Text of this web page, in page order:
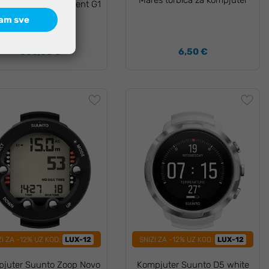
Garmin Descent G1
slate grey GPS
500,00 € 6,50 €
ZA -12% UZ KOD: LUX-12
Suunto Zoop Novo
SNIZI ZA -12% UZ KOD: LUX-12
Kompjuter Suunto D5 white
sve